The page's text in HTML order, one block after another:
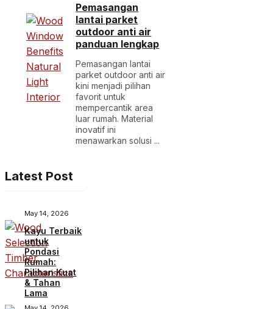
Pemasangan
lantai parket
outdoor anti air
panduan lengkap
Pemasangan lantai
parket outdoor anti air
kini menjadi pilihan
favorit untuk
mempercantik area
luar rumah. Material
inovatif ini
menawarkan solusi ...
Latest Post
May 14, 2026
Kayu Terbaik
untuk
Pondasi
Rumah:
Pilihan Kuat
& Tahan
Lama